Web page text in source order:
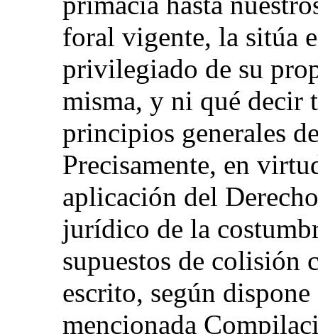
foral vigente, la sitúa
privilegiado de su
misma, y ni qué decir
principios generales
Precisamente, en
aplicación del
jurídico de la
supuestos de colisión
escrito, según
mencionada